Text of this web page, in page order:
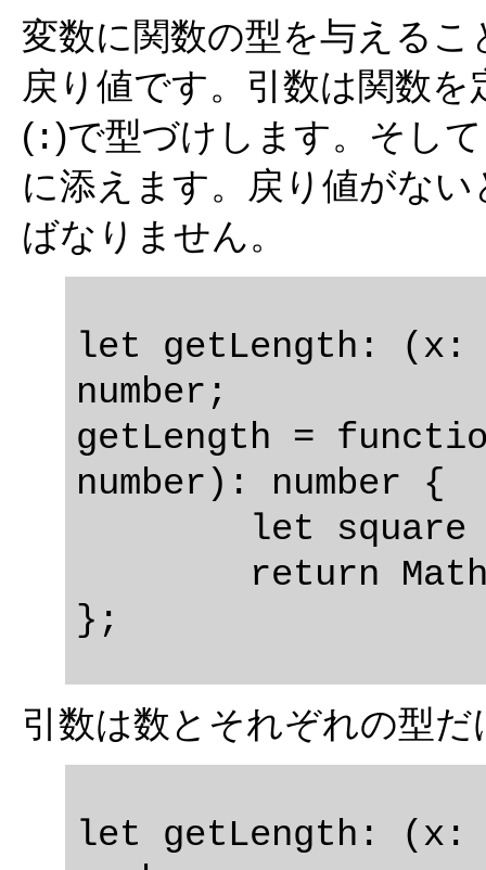
変数に関数の型を与える
戻り値です。引数は関数
( :)で型づけします。そし
に添えます。戻り値がな
ばなりません。
let getLength: (x:
number;
getLength =
number): number {
引数は数とそれぞれの型
let getLength: (x: